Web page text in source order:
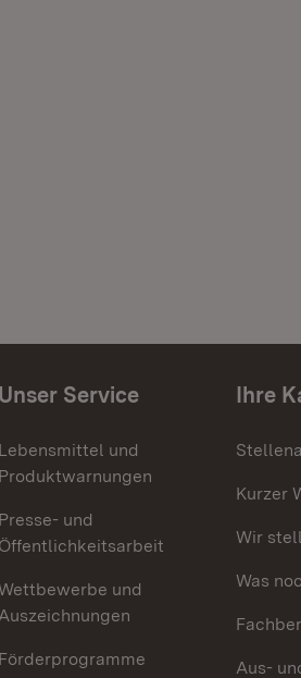
Unser Service
Lebensmittel und
Produktwarnungen
Presse- und
Öffentlichkeitsarbeit
und
Auszeichnungen
Förderprogramme
Ihre
Kurzer
Wir
Was
Aus-